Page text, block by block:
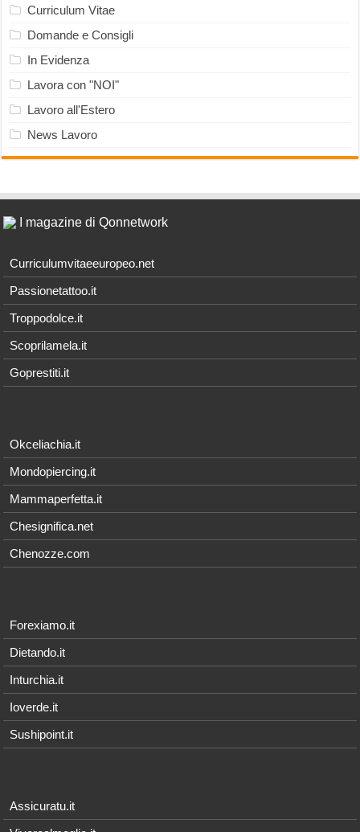
Curriculum Vitae
Domande e Consigli
In Evidenza
Lavora con "NOI"
Lavoro all'Estero
News Lavoro
I magazine di Qonnetwork
Curriculumvitaeeuropeo.net
Passionetattoo.it
Troppodolce.it
Scoprilamela.it
Goprestiti.it
Okceliachia.it
Mondopiercing.it
Mammaperfetta.it
Chesignifica.net
Chenozze.com
Forexiamo.it
Dietando.it
Inturchia.it
Ioverde.it
Sushipoint.it
Assicuratu.it